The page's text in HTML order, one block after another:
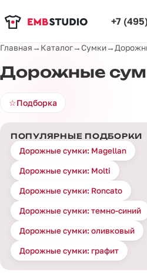
+7
Главная→ Каталог→Сумки→
Дорожные
☆Подборка
ПОПУЛЯРНЫЕ ПОДБОРКИ
Дорожные сумки: Magellan
Дорожные сумки: Molti
Дорожные сумки: Roncato
Дорожные сумки: темно-синий
Дорожные сумки: оливковый
Дорожные сумки: графит